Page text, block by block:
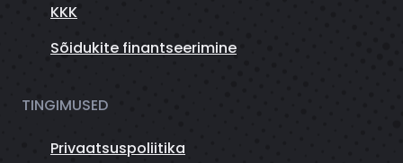
KKK
Sõidukite finantseerimine
TINGIMUSED
Privaatsuspoliitika